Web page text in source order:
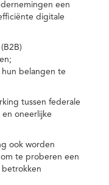
een
digitale
belangen te
tussen federale
en oneerlijke
ook worden
te proberen een
betrokken